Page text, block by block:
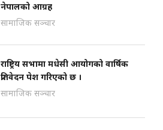
नेपालको आग्रह
सामाजिक सञ्चार
राष्ट्रिय सभामा मधेसी आयोगको वार्षिक
प्रतिवेदन पेश गरिएको छ ।
सामाजिक सञ्चार